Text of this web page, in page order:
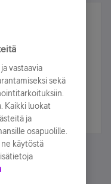
voita!
arvonnassa.
vastaavia
sekä
Kaikki luokat
ja
osapuolille.
käytöstä